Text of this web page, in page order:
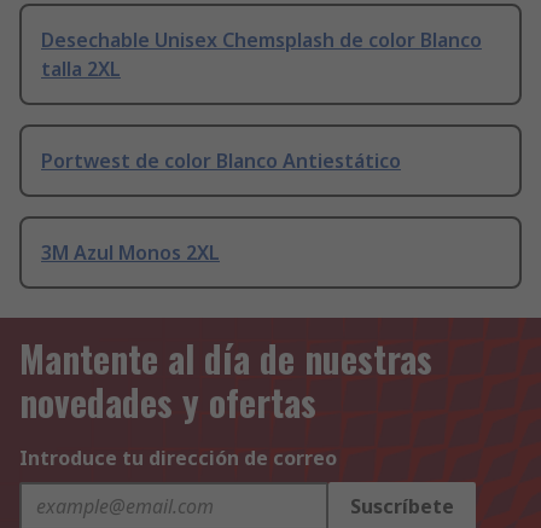
Desechable Unisex Chemsplash de color Blanco
talla 2XL
Portwest de color Blanco Antiestático
3M Azul Monos 2XL
Mantente al día de nuestras
novedades y ofertas
Introduce tu dirección de correo
Suscríbete